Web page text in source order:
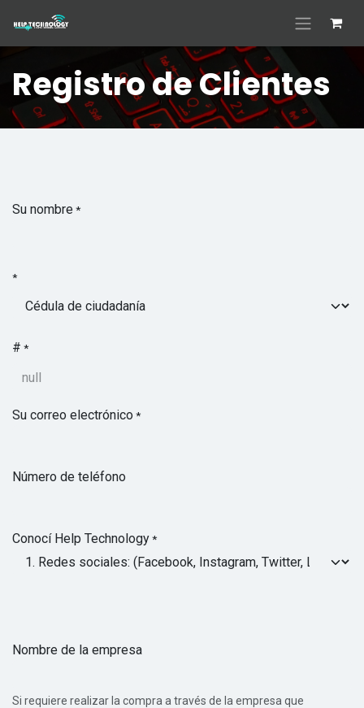
Registro de Clientes
Su nombre*
*
# *
Su correo electrónico*
Número de teléfono
Conocí Help Technology*
Nombre de la empresa
Si requiere realizar la compra a través de la empresa que